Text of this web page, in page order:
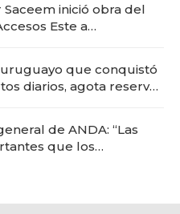
inició obra del
Este a
que conquistó
diarios, agota reservas
de ANDA: “Las
que los